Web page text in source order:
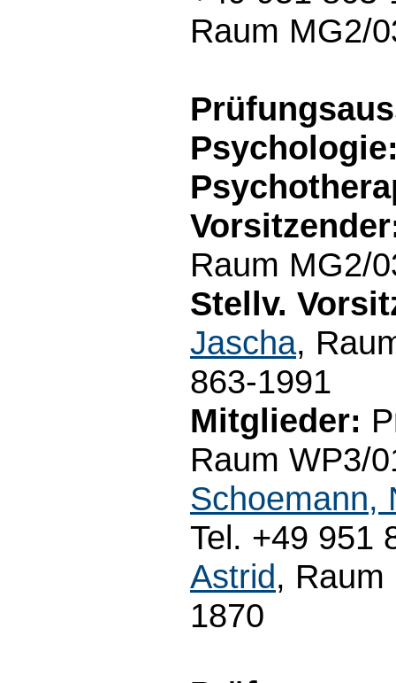
Raum MG2/
Raum MG2/
Stellv.
Jascha,
863-1991
Mitglieder:
Raum WP3/
Schoemann,
Tel. +49 951
Astrid, Raum
1870